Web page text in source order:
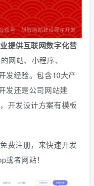
提供互联网数字化营
网站、小程序、
发经验。包含10大产
发还是公司网站建
开发设计方案有模板
费注册， 来快速开发
者网站！